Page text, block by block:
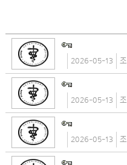
2026-05-13
2026-05-13
2026-05-13